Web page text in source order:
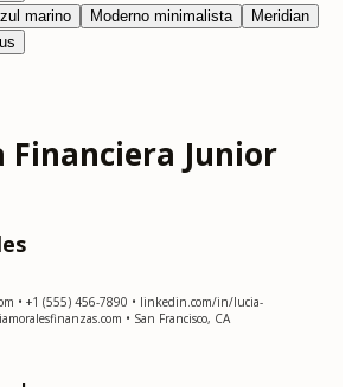
marino Moderno minimalista
Meridian
Financiera Junior
• +1 (555) 456-7890 • linkedin.com/in/lucia-
• San Francisco, CA